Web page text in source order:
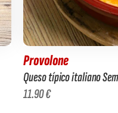
Provolone
Queso típico italiano
11.90 €